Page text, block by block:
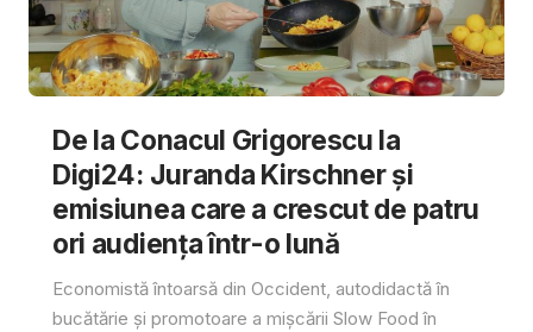
De la Conacul Grigorescu la
Digi24: Juranda Kirschner și
emisiunea care a crescut de patru
ori audiența într-o lună
Economistă întoarsă din Occident, autodidactă în
bucătărie și promotoare a mișcării Slow Food în